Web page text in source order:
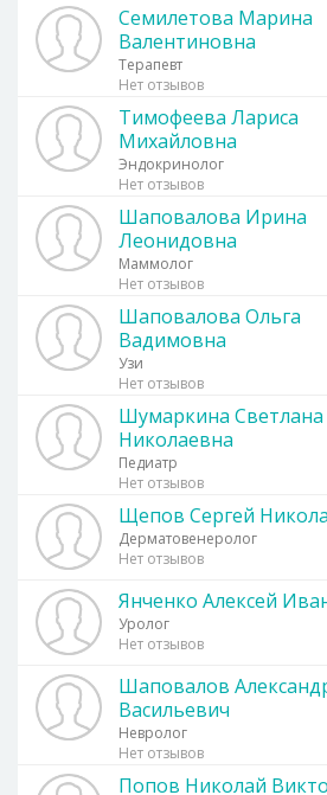
Семилетова Марина
Валентиновна
Терапевт
Нет отзывов
Тимофеева Лариса
Михайловна
Эндокринолог
Нет отзывов
Шаповалова Ирина
Леонидовна
Маммолог
Нет отзывов
Шаповалова Ольга
Вадимовна
Узи
Нет отзывов
Шумаркина Светлана
Николаевна
Педиатр
Нет отзывов
Щепов Сергей
Дерматовенеролог
Нет отзывов
Янченко Алексей
Уролог
Нет отзывов
Шаповалов
Васильевич
Невролог
Нет отзывов
Попов Николай